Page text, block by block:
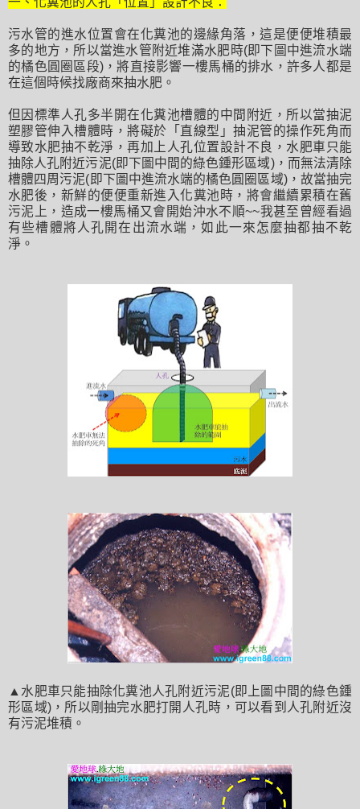
污水管的進水位置會在化糞池的邊緣角落，這是便便堆積最
多的地方，所以當進水管附近堆滿水肥時(即下圖中進流水端
的橘色圓圈區段)，將直接影響一樓馬桶的排水，許多人都是
在這個時候找廠商來抽水肥。
但因標準人孔多半開在化糞池槽體的中間附近，所以當抽泥
塑膠管伸入槽體時，將礙於「直線型」抽泥管的操作死角而
導致水肥抽不乾淨，再加上人孔位置設計不良，水肥車只能
抽除人孔附近污泥(即下圖中間的綠色鍾形區域)，而無法清除
槽體四周污泥(即下圖中進流水端的橘色圓圈區域)，故當抽完
水肥後，新鮮的便便重新進入化糞池時，將會繼續累積在舊
污泥上，造成一樓馬桶又會開始沖水不順~~我甚至曾經看過
有些槽體將人孔開在出流水端，如此一來怎麼抽都抽不乾
淨。
▲水肥車只能抽除化糞池人孔附近污泥(即上圖中間的綠色鍾
形區域)，所以剛抽完水肥打開人孔時，可以看到人孔附近沒
有污泥堆積。